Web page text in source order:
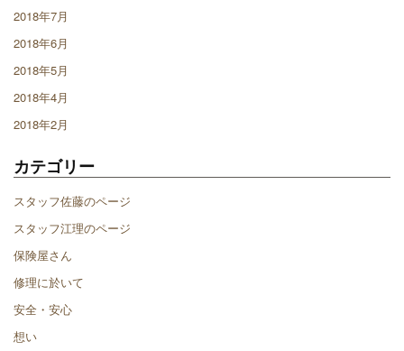
2018年7月
2018年6月
2018年5月
2018年4月
2018年2月
カテゴリー
スタッフ佐藤のページ
スタッフ江理のページ
保険屋さん
修理に於いて
安全・安心
想い